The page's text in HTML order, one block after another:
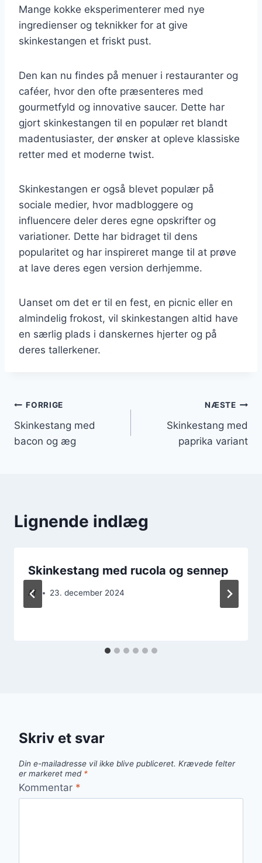
Mange kokke eksperimenterer med nye
ingredienser og teknikker for at give
skinkestangen et friskt pust.
Den kan nu findes på menuer i restauranter og
caféer, hvor den ofte præsenteres med
gourmetfyld og innovative saucer. Dette har
gjort skinkestangen til en populær ret blandt
madentusiaster, der ønsker at opleve klassiske
retter med et moderne twist.
Skinkestangen er også blevet populær på
sociale medier, hvor madbloggere og
influencere deler deres egne opskrifter og
variationer. Dette har bidraget til dens
popularitet og har inspireret mange til at prøve
at lave deres egen version derhjemme.
Uanset om det er til en fest, en picnic eller en
almindelig frokost, vil skinkestangen altid have
en særlig plads i danskernes hjerter og på
deres tallerkener.
Indlægsnavigation
FORRIGE
Skinkestang med
bacon og æg
NÆSTE
Skinkestang med
paprika variant
Lignende indlæg
Skinkestang med rucola og sennep
Af 23. december 2024
Skriv et svar
Din e-mailadresse vil ikke blive publiceret. Krævede felter
er markeret med *
Kommentar *